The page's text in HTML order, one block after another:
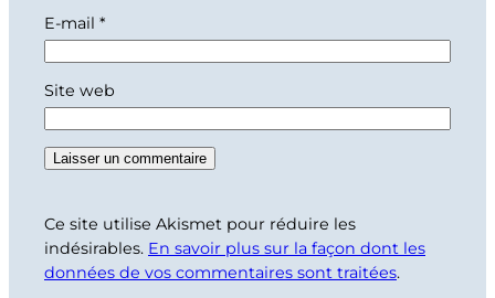
E-mail *
Site web
Ce site utilise Akismet pour réduire les
indésirables. En savoir plus sur la façon dont les
données de vos commentaires sont traitées.